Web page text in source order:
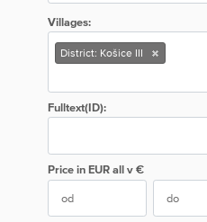
Villages:
District: Košice III
Fulltext(ID):
Price in EUR all v €